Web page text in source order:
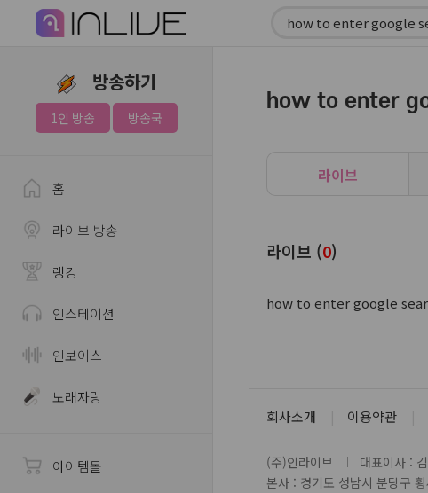
방송하기
1인 방송 방송국
홈
라이브 방송
랭킹
인스테이션
인보이스
노래자랑
아이템몰
how to enter
라이브
라이브 (0)
how to enter google
회사소개 이용약관
(주)인라이브 대표이사 : 김
본사 : 경기도 성남시 분당구